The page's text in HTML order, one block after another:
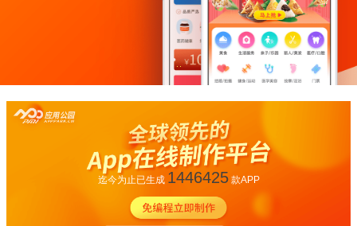
迄今为止已生成 1446425款APP